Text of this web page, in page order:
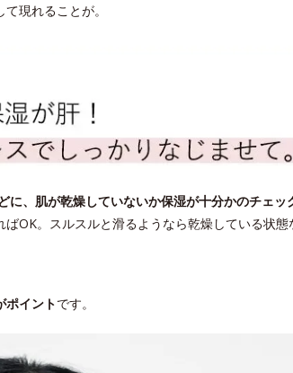
現れることが。
に、肌が乾燥していないか保湿が十分かのチェッ
OK。スルスルと滑るようなら乾燥している状態
ポイントです。